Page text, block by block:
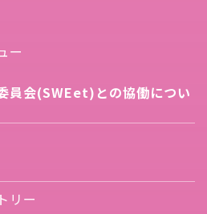
ー
員会(SWEet)との協働につい
リー